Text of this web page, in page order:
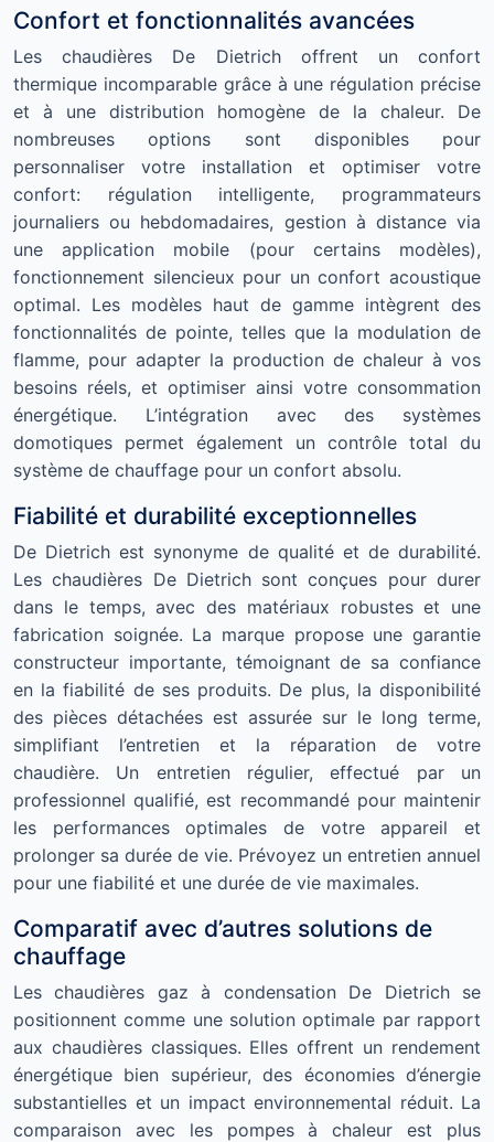
Confort et fonctionnalités avancées
Les chaudières De Dietrich offrent un confort
thermique incomparable grâce à une régulation précise
et à une distribution homogène de la chaleur. De
nombreuses options sont disponibles pour
personnaliser votre installation et optimiser votre
confort: régulation intelligente, programmateurs
journaliers ou hebdomadaires, gestion à distance via
une application mobile (pour certains modèles),
fonctionnement silencieux pour un confort acoustique
optimal. Les modèles haut de gamme intègrent des
fonctionnalités de pointe, telles que la modulation de
flamme, pour adapter la production de chaleur à vos
besoins réels, et optimiser ainsi votre consommation
énergétique. L’intégration avec des systèmes
domotiques permet également un contrôle total du
système de chauffage pour un confort absolu.
Fiabilité et durabilité exceptionnelles
De Dietrich est synonyme de qualité et de durabilité.
Les chaudières De Dietrich sont conçues pour durer
dans le temps, avec des matériaux robustes et une
fabrication soignée. La marque propose une garantie
constructeur importante, témoignant de sa confiance
en la fiabilité de ses produits. De plus, la disponibilité
des pièces détachées est assurée sur le long terme,
simplifiant l’entretien et la réparation de votre
chaudière. Un entretien régulier, effectué par un
professionnel qualifié, est recommandé pour maintenir
les performances optimales de votre appareil et
prolonger sa durée de vie. Prévoyez un entretien annuel
pour une fiabilité et une durée de vie maximales.
Comparatif avec d’autres solutions de
chauffage
Les chaudières gaz à condensation De Dietrich se
positionnent comme une solution optimale par rapport
aux chaudières classiques. Elles offrent un rendement
énergétique bien supérieur, des économies d’énergie
substantielles et un impact environnemental réduit. La
comparaison avec les pompes à chaleur est plus